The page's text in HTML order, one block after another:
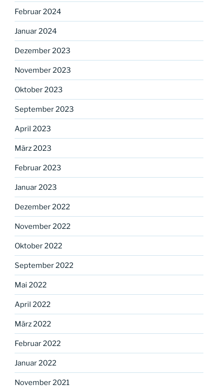
Februar 2024
Januar 2024
Dezember 2023
November 2023
Oktober 2023
September 2023
April 2023
März 2023
Februar 2023
Januar 2023
Dezember 2022
November 2022
Oktober 2022
September 2022
Mai 2022
April 2022
März 2022
Februar 2022
Januar 2022
November 2021